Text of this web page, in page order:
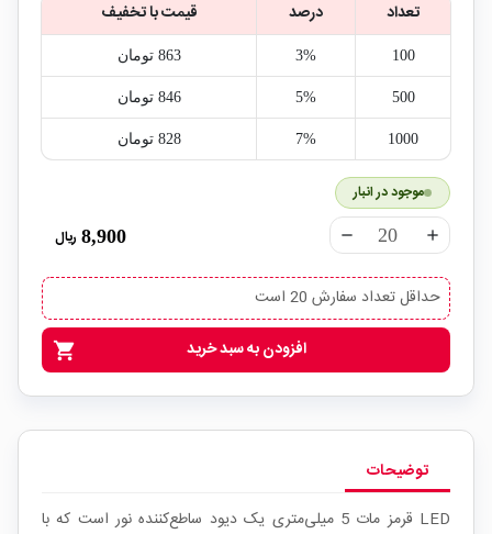
تعداد
درصد قیمت با تخفیف
100
3% 863‎ تومان
500
5% 846‎ تومان
1000
7% 828‎ تومان
موجود در انبار
remove add
8,900 ریال
حداقل تعداد سفارش 20 است
shopping_cart افزودن به سبد خرید
توضیحات
LED قرمز مات 5 میلی‌متری یک دیود ساطع‌کننده نور است که با